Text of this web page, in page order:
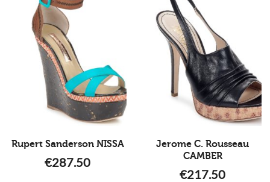
Rupert Sanderson NISSA
€287.50
Jerome C. Rousseau
CAMBER
€217.50